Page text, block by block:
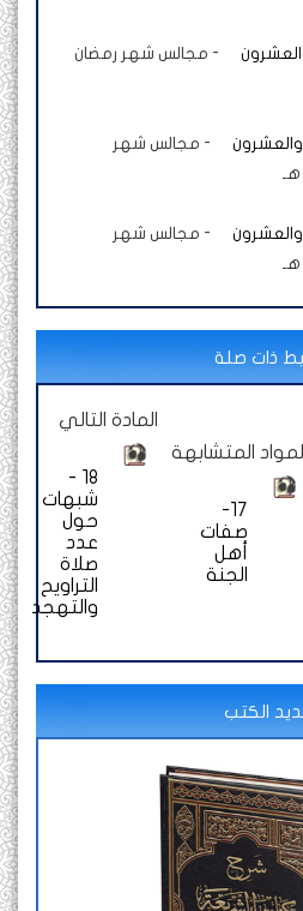
- مجالس شهر رمضان
- مجالس شهر
- مجالس شهر
ذات صلة
المواد المتشابهة
17-
صفات
أهل
الجنة
المادة التالي
18 -
شبهات
حول
عدد
صلاة
التراويح
والتهجد
الكتب